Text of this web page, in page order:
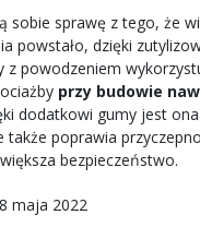
sobie sprawę z tego, że
powstało, dzięki
z powodzeniem
przy budowie
dodatkowi gumy jest
także poprawia
bezpieczeństwo.
maja 2022